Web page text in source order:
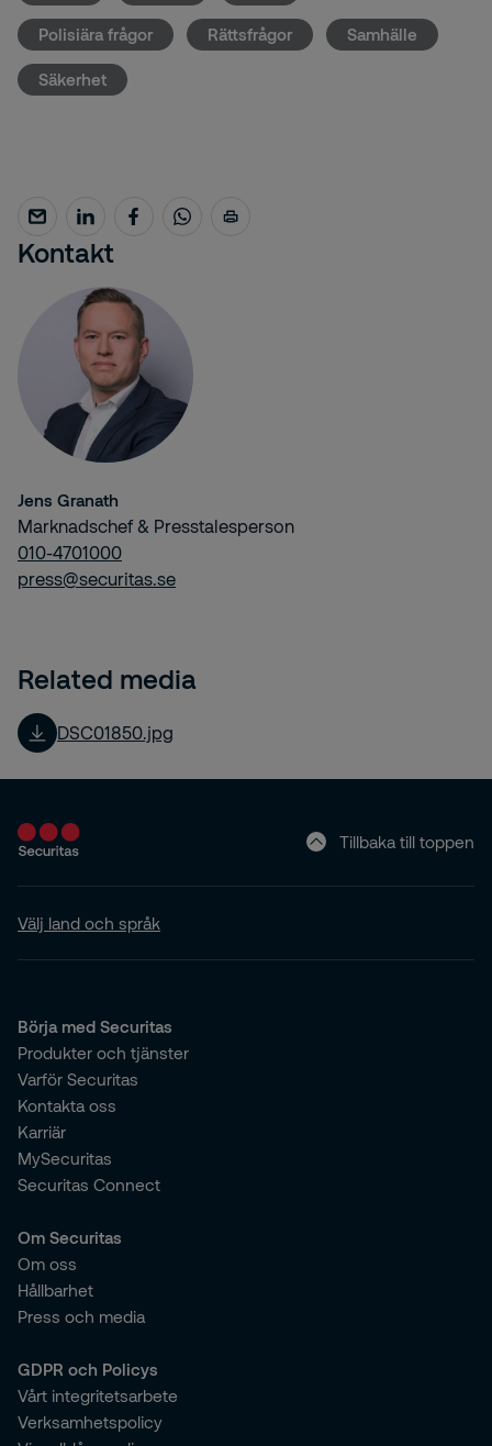
Kontakt
Jens Granath
Marknadschef & Presstalesperson
010-4701000
press@securitas.se
Related media
DSC01850.jpg
Polisiära frågor Rättsfrågor Samhälle
Säkerhet
Tillbaka till toppen
Välj land och språk
Börja med Securitas
Produkter och tjänster
Varför Securitas
Kontakta oss
Karriär
MySecuritas
Securitas Connect
Om Securitas
Om oss
Hållbarhet
Press och media
GDPR och Policys
Vårt integritetsarbete
Verksamhetspolicy